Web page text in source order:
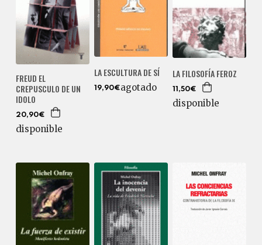
FREUD EL
CREPUSCULO DE UN
IDOLO
20,90€
disponible
LA ESCULTURA DE SÍ
19,90€agotado
LA FILOSOFÍA FEROZ
11,50€
disponible